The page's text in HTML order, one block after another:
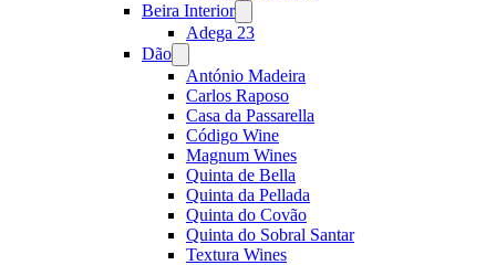
Beira Interior
menu
Adega 23
Dão
menu
António Madeira
Carlos Raposo
Casa da Passarella
Código Wine
Magnum Wines
Quinta de Bella
Quinta da Pellada
Quinta do Covão
Quinta do Sobral Santar
Textura Wines